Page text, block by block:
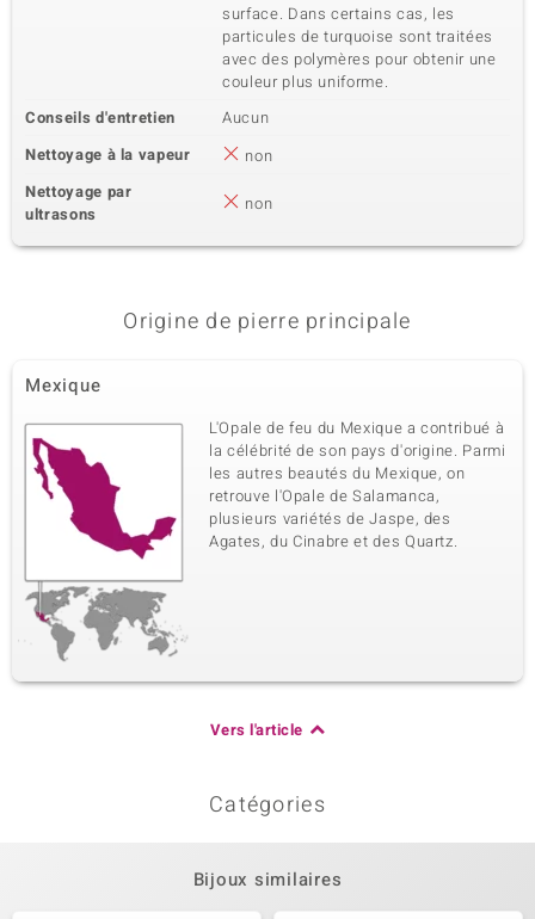
surface. Dans certains cas, les
particules de turquoise sont traitées
avec des polymères pour obtenir une
couleur plus uniforme.
Conseils d'entretien
Aucun
Nettoyage à la vapeur
non
Nettoyage par
ultrasons
non
Origine de pierre principale
Mexique
L'Opale de feu du Mexique a contribué à
la célébrité de son pays d'origine. Parmi
les autres beautés du Mexique, on
retrouve l'Opale de Salamanca,
plusieurs variétés de Jaspe, des
Agates, du Cinabre et des Quartz.
Vers l'article
Catégories
Bijoux similaires